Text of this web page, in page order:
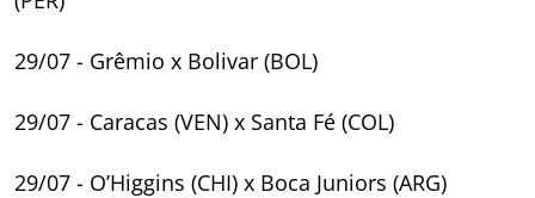
29/07 - Grêmio x Bolivar (BOL)
29/07 - Caracas (VEN) x Santa Fé (COL)
29/07 - O’Higgins (CHI) x Boca Juniors (ARG)